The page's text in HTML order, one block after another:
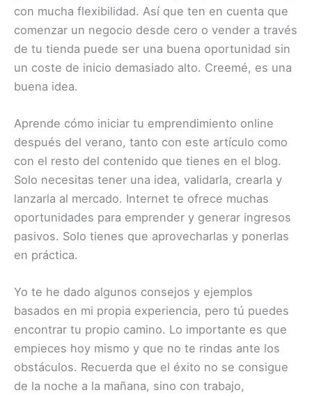
con mucha flexibilidad. Así que ten en cuenta que
comenzar un negocio desde cero o vender a través
de tu tienda puede ser una buena oportunidad sin
un coste de inicio demasiado alto. Creemé, es una
buena idea.
Aprende cómo iniciar tu emprendimiento online
después del verano, tanto con este artículo como
con el resto del contenido que tienes en el blog.
Solo necesitas tener una idea, validarla, crearla y
lanzarla al mercado. Internet te ofrece muchas
oportunidades para emprender y generar ingresos
pasivos. Solo tienes que aprovecharlas y ponerlas
en práctica.
Yo te he dado algunos consejos y ejemplos
basados en mi propia experiencia, pero tú puedes
encontrar tu propio camino. Lo importante es que
empieces hoy mismo y que no te rindas ante los
obstáculos. Recuerda que el éxito no se consigue
de la noche a la mañana, sino con trabajo,